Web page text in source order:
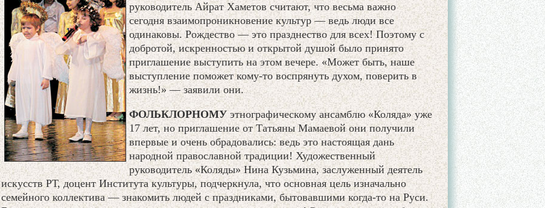
руководитель Айрат Хаметов считают, что весьма важно
сегодня взаимопроникновение культур — ведь люди все
одинаковы. Рождество — это празднество для всех! Поэтому с
добротой, искренностью и открытой душой было принято
приглашение выступить на этом вечере. «Может быть, наше
выступление поможет кому-то воспрянуть духом, поверить в
жизнь!» — заявили они.
ФОЛЬКЛОРНОМУэтнографическому ансамблю «Коляда» уже
17 лет, но приглашение от Татьяны Мамаевой они получили
впервые и очень обрадовались: ведь это настоящая дань
народной православной традиции! Художественный
руководитель «Коляды» Нина Кузьмина, заслуженный деятель
искусств РТ, доцент Института культуры, подчеркнула, что основная цель изначально
семейного коллектива — знакомить людей с праздниками, бытовавшими когда-то на Руси.